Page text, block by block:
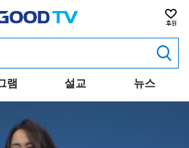
램 설교 뉴스